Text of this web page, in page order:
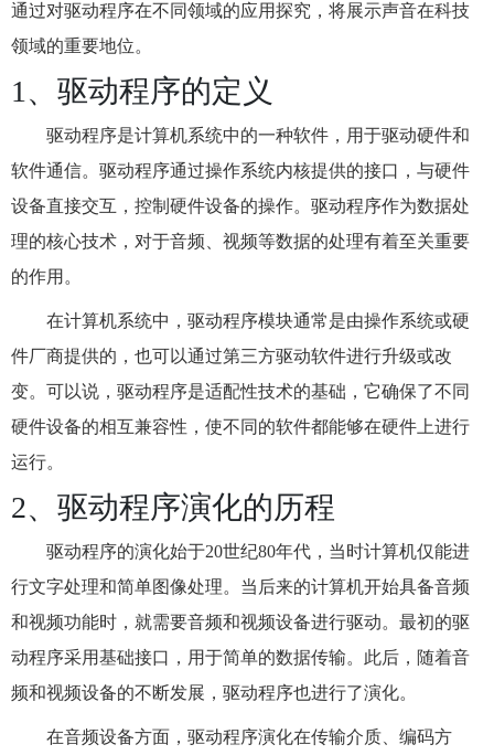
通过对驱动程序在不同领域的应用探究，将展示声音在科技
领域的重要地位。
1、驱动程序的定义
驱动程序是计算机系统中的一种软件，用于驱动硬件和
软件通信。驱动程序通过操作系统内核提供的接口，与硬件
设备直接交互，控制硬件设备的操作。驱动程序作为数据处
理的核心技术，对于音频、视频等数据的处理有着至关重要
的作用。
在计算机系统中，驱动程序模块通常是由操作系统或硬
件厂商提供的，也可以通过第三方驱动软件进行升级或改
变。可以说，驱动程序是适配性技术的基础，它确保了不同
硬件设备的相互兼容性，使不同的软件都能够在硬件上进行
运行。
2、驱动程序演化的历程
驱动程序的演化始于20世纪80年代，当时计算机仅能进
行文字处理和简单图像处理。当后来的计算机开始具备音频
和视频功能时，就需要音频和视频设备进行驱动。最初的驱
动程序采用基础接口，用于简单的数据传输。此后，随着音
频和视频设备的不断发展，驱动程序也进行了演化。
在音频设备方面，驱动程序演化在传输介质、编码方